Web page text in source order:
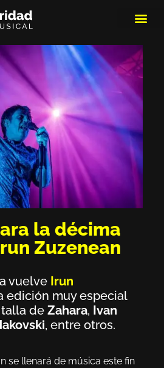
la décima
Zuzenean
vuelve Irun
edición muy especial
de Zahara, Ivan
, entre otros.
se llenará de música este fin